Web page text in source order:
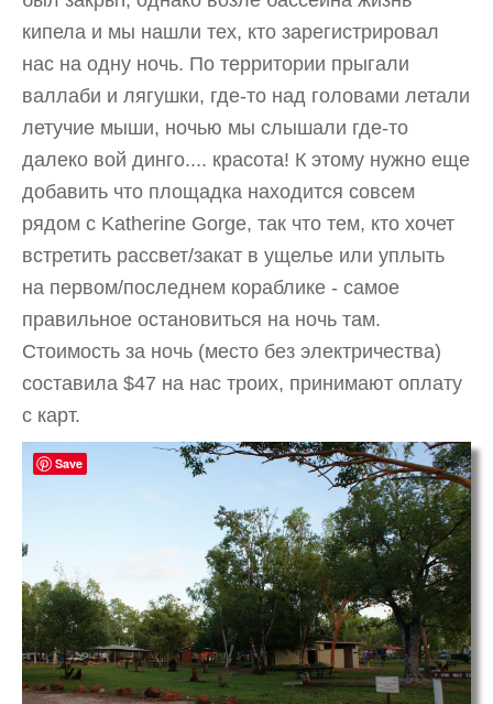
кипела и мы нашли тех, кто зарегистрировал
нас на одну ночь. По территории прыгали
валлаби и лягушки, где-то над головами летали
летучие мыши, ночью мы слышали где-то
далеко вой динго.... красота! К этому нужно еще
добавить что площадка находится совсем
рядом с Katherine Gorge, так что тем, кто хочет
встретить рассвет/закат в ущелье или уплыть
на первом/последнем кораблике - самое
правильное остановиться на ночь там.
Стоимость за ночь (место без электричества)
составила $47 на нас троих, принимают оплату
с карт.
Save